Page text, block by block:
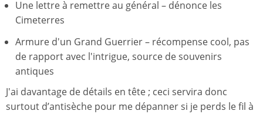
Une lettre à remettre au général – dénonce les
Cimeterres
Armure d'un Grand Guerrier – récompense cool, pas
de rapport avec l'intrigue, source de souvenirs
antiques
J'ai davantage de détails en tête ; ceci servira donc
surtout d’antisèche pour me dépanner si je perds le fil à